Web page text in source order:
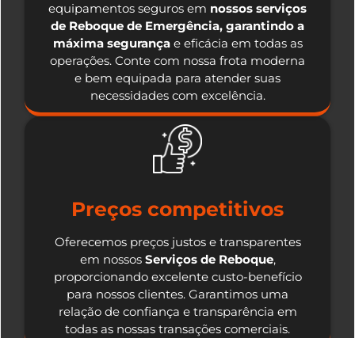
equipamentos seguros em nossos serviços
de Reboque de Emergência, garantindo a
máxima segurançae eficácia em todas as
operações. Conte com nossa frota moderna
e bem equipada para atender suas
necessidades com excelência.
Preços competitivos
Oferecemos preços justos e transparentes
em nossos Serviços de Reboque,
proporcionando excelente custo-benefício
para nossos clientes. Garantimos uma
relação de confiança e transparência em
todas as nossas transações comerciais.